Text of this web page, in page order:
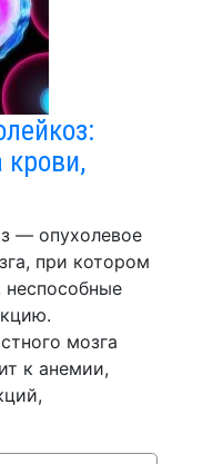
— опухолевое
при котором
неспособные
мозга
к анемии,